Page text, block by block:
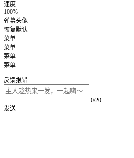
速度
100%
弹幕头像
恢复默认
菜单
菜单
菜单
菜单
反馈报错
0/20
发送